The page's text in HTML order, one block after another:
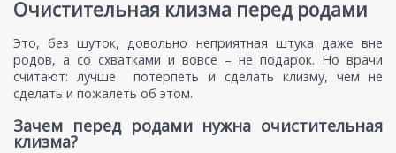
Очистительная клизма перед родами
Это, без шуток, довольно неприятная штука даже вне
родов, а со схватками и вовсе – не подарок. Но врачи
считают: лучше потерпеть и сделать клизму, чем не
сделать и пожалеть об этом.
Зачем перед родами нужна очистительная
клизма?